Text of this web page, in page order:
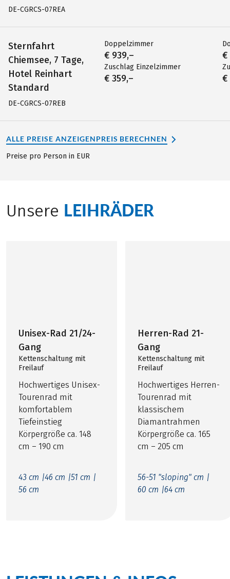
DE-CGRCS-07REA
Sternfahrt
Chiemsee, 7 Tage,
Hotel Reinhart
Standard
DE-CGRCS-07REB
Doppelzimmer
€ 939,–
Zuschlag Einzelzimmer
€ 359,–
€
€
ALLE PREISE ANZEIGENPREIS BERECHNEN
Preise pro Person in EUR
Unsere LEIHRÄDER
Unisex-Rad 21/24-
Gang
Kettenschaltung mit
Freilauf
Hochwertiges Unisex-
Tourenrad mit
komfortablem
Tiefeinstieg
Körpergröße ca. 148
cm – 190 cm
43 cm |46 cm |51 cm |
56 cm
Herren-Rad 21-
Gang
Kettenschaltung mit
Freilauf
Hochwertiges Herren-
Tourenrad mit
klassischem
Diamantrahmen
Körpergröße ca. 165
cm – 205 cm
56-51 "sloping" cm |
60 cm |64 cm